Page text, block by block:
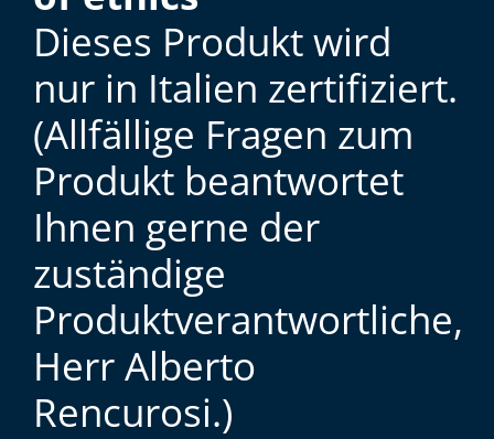
Dieses Produkt wird
nur in Italien zertifiziert.
(Allfällige Fragen zum
Produkt beantwortet
Ihnen gerne der
zuständige
Produktverantwortliche,
Herr Alberto
Rencurosi.)